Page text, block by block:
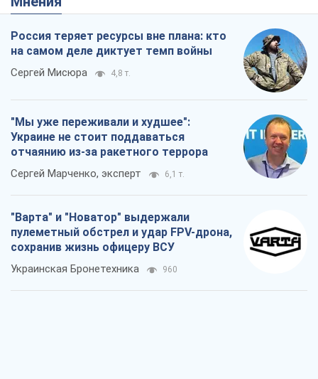
Россия теряет ресурсы вне плана: кто
на самом деле диктует темп войны
Сергей Мисюра 4,8 т.
"Мы уже переживали и худшее":
Украине не стоит поддаваться
отчаянию из-за ракетного террора
Сергей Марченко, эксперт 6,1 т.
"Варта" и "Новатор" выдержали
пулеметный обстрел и удар FPV-дрона,
сохранив жизнь офицеру ВСУ
Украинская Бронетехника 960